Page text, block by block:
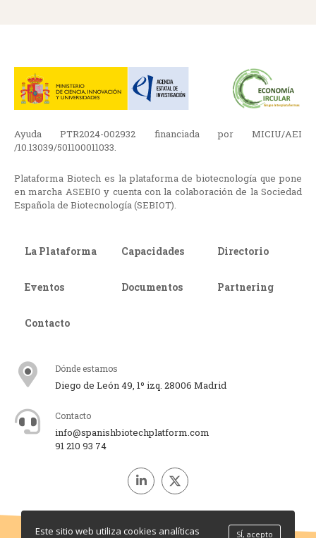
SÍ, acepto
Este sitio web utiliza cookies analíticas
Ayuda PTR2024-002932 financiada por MICIU/AEI
/10.13039/501100011033.
Plataforma Biotech es la plataforma de biotecnología que pone
en marcha ASEBIO y cuenta con la colaboración de la Sociedad
Española de Biotecnología (SEBIOT).
La Plataforma Capacidades Directorio
Eventos Documentos Partnering
Contacto
Dónde estamos
Diego de León 49, 1º izq. 28006 Madrid
Contacto
info@spanishbiotechplatform.com
91 210 93 74